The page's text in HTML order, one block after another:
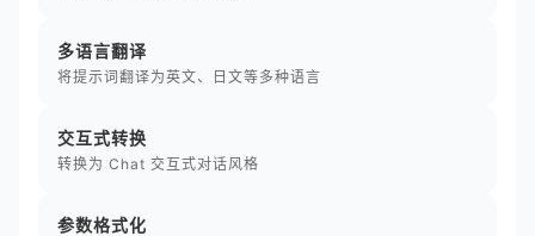
多语言翻译
将提示词翻译为英文、日文等多种语言
交互式转换
转换为 Chat 交互式对话风格
参数格式化